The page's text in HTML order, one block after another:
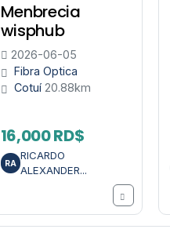
Menbrecia
wisphub
2026-06-05
Fibra Optica
Cotuí 20.88km
16,000 RD$
RA
RICARDO
ALEXANDER...